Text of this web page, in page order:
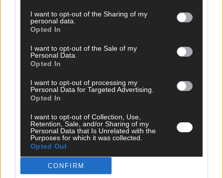
I want to opt-out of the Sharing of my
personal data.
Opted In
I want to opt-out of the Sale of my
Personal Data.
Opted In
I want to opt-out of processing my
Personal Data for Targeted Advertising.
Opted In
I want to opt-out of Collection, Use,
Retention, Sale, and/or Sharing of my
Personal Data that Is Unrelated with the
Purposes for which it was collected.
Opted Out
CONFIRM
EUROVISION
ESC-Finale 2026: DARA siegt für Bulgarien – Finnland
Mai 2026
EUROVISION
ESC 2026 Finale: JJ mit Mozart-Eröffnung, Eurovision-
Allstars und Parov Stelar als Interval Acts
EUROVISION
ESC 2026 Grand Final: Startreihenfolge steht – alle 25 Acts
und wer wann auf die Bühne kommt
Mai 2026